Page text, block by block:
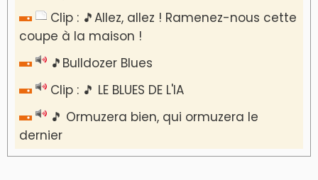
Clip : 🎵Allez, allez ! Ramenez-nous cette
coupe à la maison !
🎵Bulldozer Blues
Clip : 🎵 LE BLUES DE L'IA
🎵 Ormuzera bien, qui ormuzera le
dernier